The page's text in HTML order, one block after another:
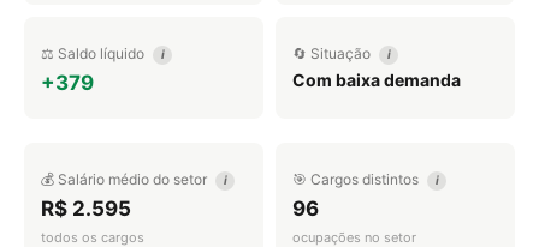
⚖️ Saldo líquido i
+379
🔄 Situação i
Com baixa demanda
💰 Salário médio do setor i
R$ 2.595
todos os cargos
🎯 Cargos distintos i
96
ocupações no setor